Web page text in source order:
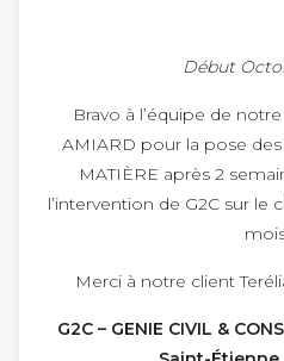
Début
Bravo à l’équipe de
AMIARD pour la pose
MATIÈRE après 2
l’intervention de G2C sur le
Merci à notre client
G2C – GENIE CIVIL &